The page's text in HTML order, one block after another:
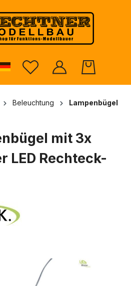
German
Beleuchtung Lampenbügel
mit 3x
LED Rechteck-